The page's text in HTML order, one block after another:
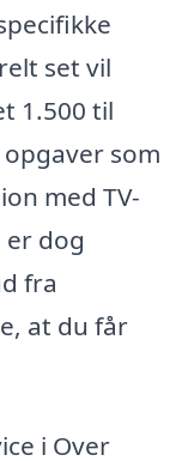
set vil
1.500 til
som
med TV-
dog
fra
at du får
i Over